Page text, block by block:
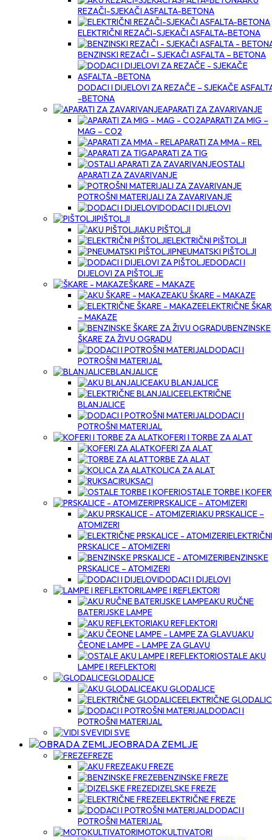
REZAČI-SJEKAČI ASFALTA-BETONA
ELEKTRIČNI REZAČI-SJEKAČI ASFALTA-BETONA
BENZINSKI REZAČI – SJEKAČI ASFALTA – BETONA
DODACI I DIJELOVI ZA REZAČE – SJEKAČE
-BETONA
APARATI ZA ZAVARIVANJE
APARATI ZA MIG –
MAG – CO2
APARATI ZA MMA – REL
APARATI ZA TIG
OSTALI
APARATI ZA ZAVARIVANJE
POTROŠNI MATERIJALI ZA ZAVARIVANJE
DODACI I DIJELOVI
PIŠTOLJI
AKU PIŠTOLJI
ELEKTRIČNI PIŠTOLJI
PNEUMATSKI PIŠTOLJI
DODACI I
DIJELOVI ZA PIŠTOLJE
ŠKARE – MAKAZE
AKU ŠKARE – MAKAZE
ELEKTRIČNE
– MAKAZE
BENZINSKE
ŠKARE ZA ŽIVU OGRADU
DODACI I
POTROŠNI MATERIJAL
BLANJALICE
AKU BLANJALICE
ELEKTRIČNE
BLANJALICE
DODACI I
POTROŠNI MATERIJAL
KOFERI I TORBE ZA ALAT
KOFERI ZA ALAT
TORBE ZA ALAT
KOLICA ZA ALAT
RUKSACI
OSTALE TORBE I
PRSKALICE – ATOMIZERI
AKU PRSKALICE –
ATOMIZERI
PRSKALICE – ATOMIZERI
BENZINSKE
PRSKALICE – ATOMIZERI
DODACI I DIJELOVI
LAMPE I REFLEKTORI
AKU RUČNE
BATERIJSKE LAMPE
AKU REFLEKTORI
AKU
ČEONE LAMPE – LAMPE ZA GLAVU
OSTALE AKU
LAMPE I REFLEKTORI
GLODALICE
AKU GLODALICE
ELEKTRIČNE
DODACI I
POTROŠNI MATERIJAL
VIDI SVE
OBRADA ZEMLJE
FREZE
AKU FREZE
BENZINSKE FREZE
DIZELSKE FREZE
ELEKTRIČNE FREZE
DODACI I
POTROŠNI MATERIJAL
MOTOKULTIVATORI